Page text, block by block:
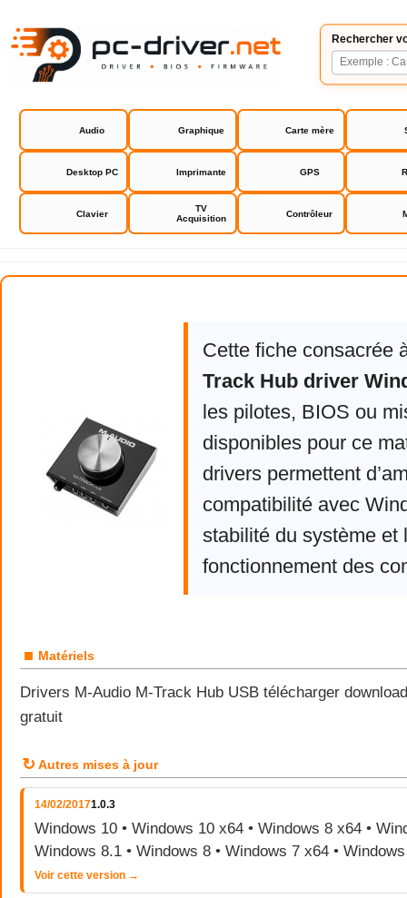
Rechercher
Audio Graphique Carte mère
Desktop PC Imprimante GPS
Clavier
TV
Acquisition
Contrôleur
M-Audio M-Track Hub driver
Cette fiche consacrée
Track Hub driver
les pilotes, BIOS ou
disponibles pour ce
drivers permettent
compatibilité avec
stabilité du système et
fonctionnement des
■ Matériels
Drivers M-Audio M-Track Hub USB télécharger
gratuit
↻ Autres mises à jour
14/02/20171.0.3
Windows 10 • Windows 10 x64 • Windows 8 x64 •
Windows 8.1 • Windows 8 • Windows 7 x64 •
Voir cette version →